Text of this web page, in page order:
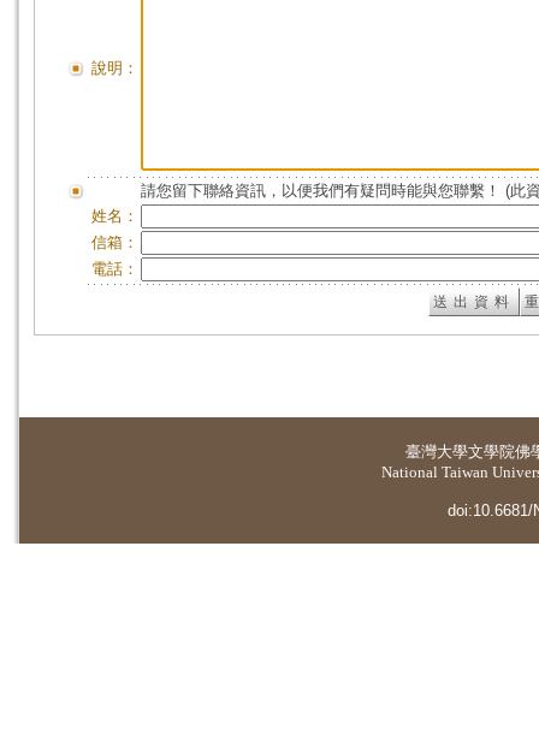
說明：
請您留下聯絡資訊，以便我們有疑問時能與您聯繫！ (此
姓名：
信箱：
電話：
臺灣大學文學院佛
National Taiwan
doi:10.6681/